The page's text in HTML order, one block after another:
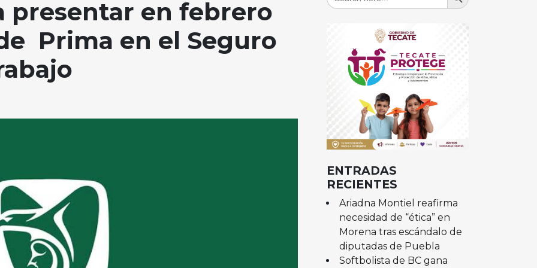
presentar en febrero
Prima en el Seguro
ENTRADAS
RECIENTES
Ariadna Montiel reafirma
necesidad de “ética” en
Morena tras escándalo de
diputadas de Puebla
Softbolista de BC gana